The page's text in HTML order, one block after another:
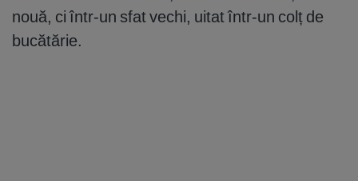
nouă, ci într-un sfat vechi, uitat într-un colț de
bucătărie.